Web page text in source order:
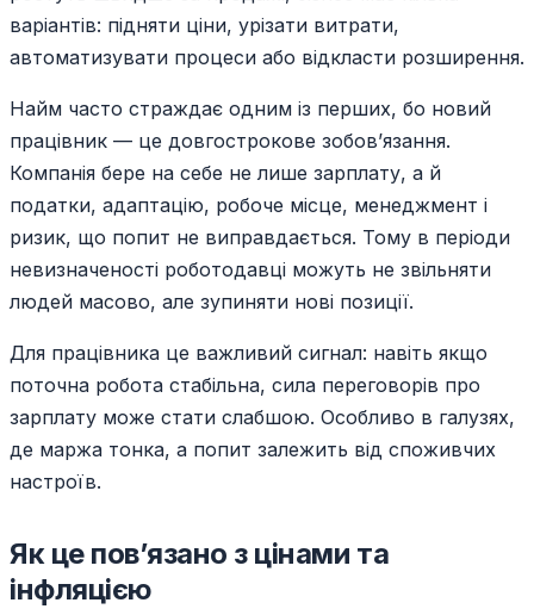
варіантів: підняти ціни, урізати витрати,
автоматизувати процеси або відкласти розширення.
Найм часто страждає одним із перших, бо новий
працівник — це довгострокове зобов’язання.
Компанія бере на себе не лише зарплату, а й
податки, адаптацію, робоче місце, менеджмент і
ризик, що попит не виправдається. Тому в періоди
невизначеності роботодавці можуть не звільняти
людей масово, але зупиняти нові позиції.
Для працівника це важливий сигнал: навіть якщо
поточна робота стабільна, сила переговорів про
зарплату може стати слабшою. Особливо в галузях,
де маржа тонка, а попит залежить від споживчих
настроїв.
Як це пов’язано з цінами та
інфляцією